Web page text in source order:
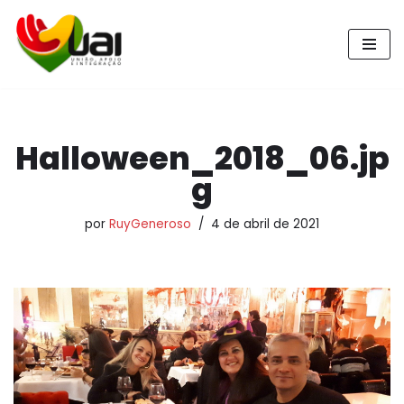
Pular
para
Halloween_2018_06.jp
g
por RuyGeneroso 4 de abril de 2021